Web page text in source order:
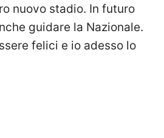
nuovo stadio. In futuro
guidare la Nazionale.
felici e io adesso lo